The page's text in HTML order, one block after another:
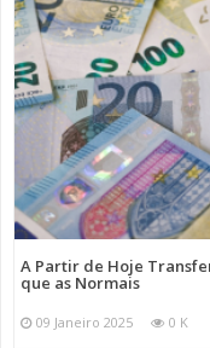
A Partir de Hoje
que as Normais
09 Janeiro 2025 0 K